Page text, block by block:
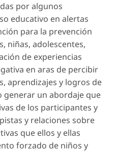
por algunos
educativo en alertas
para la prevención
niñas, adolescentes,
de experiencias
en aras de percibir
aprendizajes y logros de
generar un abordaje que
de los participantes y
y relaciones sobre
que ellos y ellas
forzado de niños y